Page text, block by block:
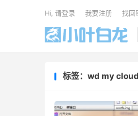
Hi, 请登录 我要注册 找回
标签：wd my cloud